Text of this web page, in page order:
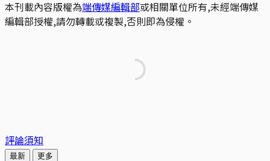
本刊載內容版權為端傳媒編輯部或相關單位所有,未經端傳媒
編輯部授權,請勿轉載或複製,否則即為侵權。
評論須知
最新 更多